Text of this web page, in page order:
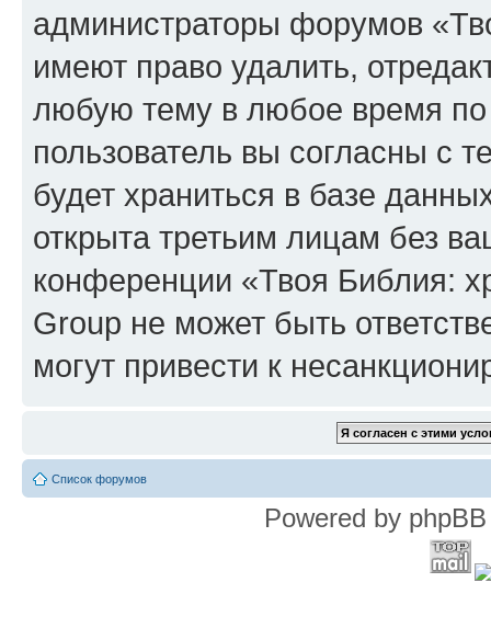
администраторы форумов
имеют право удалить,
любую тему в любое время
пользователь вы согласны с
будет храниться в базе
открыта третьим лицам без
конференции «Твоя Библия:
Group не может быть
могут привести к
Список форумов
Powered by